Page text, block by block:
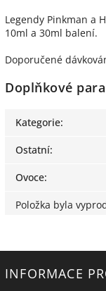
Legendy Pinkman a
10ml a 30ml balení.
Doporučené
Doplňkové
Kategorie:
Ostatní:
Ovoce:
Položka byla
INFORMACE